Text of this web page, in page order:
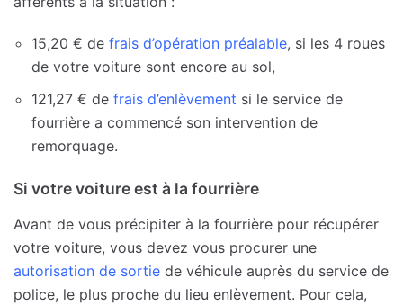
15,20 € de frais d’opération préalable, si les 4 roues
de votre voiture sont encore au sol,
121,27 € de frais d’enlèvement si le service de
fourrière a commencé son intervention de
remorquage.
Si votre voiture est à la fourrière
Avant de vous précipiter à la fourrière pour récupérer
votre voiture, vous devez vous procurer une
autorisation de sortie de véhicule auprès du service de
police, le plus proche du lieu enlèvement. Pour cela,